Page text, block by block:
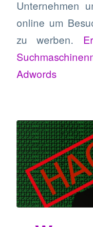
Unternehmen
online um
zu werben.
Adwords